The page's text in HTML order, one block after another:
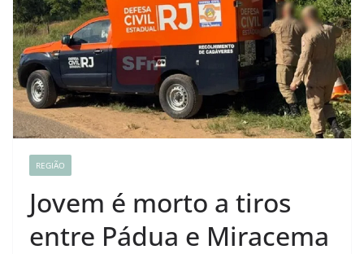
REGIÃO
Jovem é morto a tiros
entre Pádua e Miracema